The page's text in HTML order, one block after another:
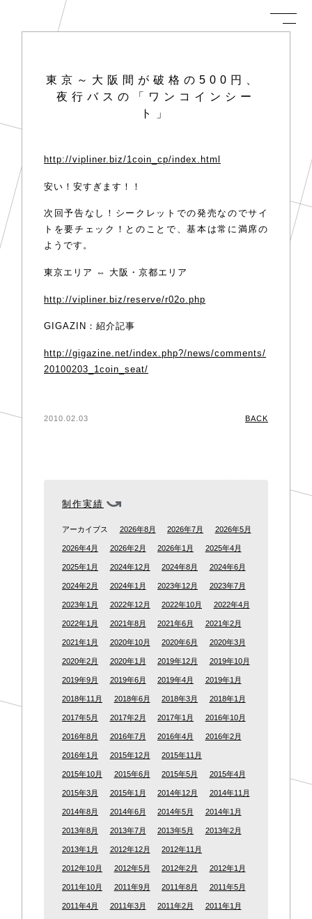
東京～大阪間が破格の500円、
夜行バスの「ワンコインシー
ト」
http://vipliner.biz/1coin_cp/index.html
安い！安すぎます！！
次回予告なし！シークレットでの発売なのでサイ
トを要チェック！とのことで、基本は常に満席の
ようです。
東京エリア ⇔ 大阪・京都エリア
http://vipliner.biz/reserve/r02o.php
GIGAZIN：紹介記事
http://gigazine.net/index.php?/news/comments/
20100203_1coin_seat/
2010.02.03 BACK
制作実績
アーカイブス 2026年8月 2026年7月 2026年5月
2026年4月 2026年2月 2026年1月 2025年4月
2025年1月 2024年12月 2024年8月 2024年6月
2024年2月 2024年1月 2023年12月 2023年7月
2023年1月 2022年12月 2022年10月 2022年4月
2022年1月 2021年8月 2021年6月 2021年2月
2021年1月 2020年10月 2020年6月 2020年3月
2020年2月 2020年1月 2019年12月 2019年10月
2019年9月 2019年6月 2019年4月 2019年1月
2018年11月 2018年6月 2018年3月 2018年1月
2017年5月 2017年2月 2017年1月 2016年10月
2016年8月 2016年7月 2016年4月 2016年2月
2016年1月 2015年12月 2015年11月
2015年10月 2015年6月 2015年5月 2015年4月
2015年3月 2015年1月 2014年12月 2014年11月
2014年8月 2014年6月 2014年5月 2014年1月
2013年8月 2013年7月 2013年5月 2013年2月
2013年1月 2012年12月 2012年11月
2012年10月 2012年5月 2012年2月 2012年1月
2011年10月 2011年9月 2011年8月 2011年5月
2011年4月 2011年3月 2011年2月 2011年1月